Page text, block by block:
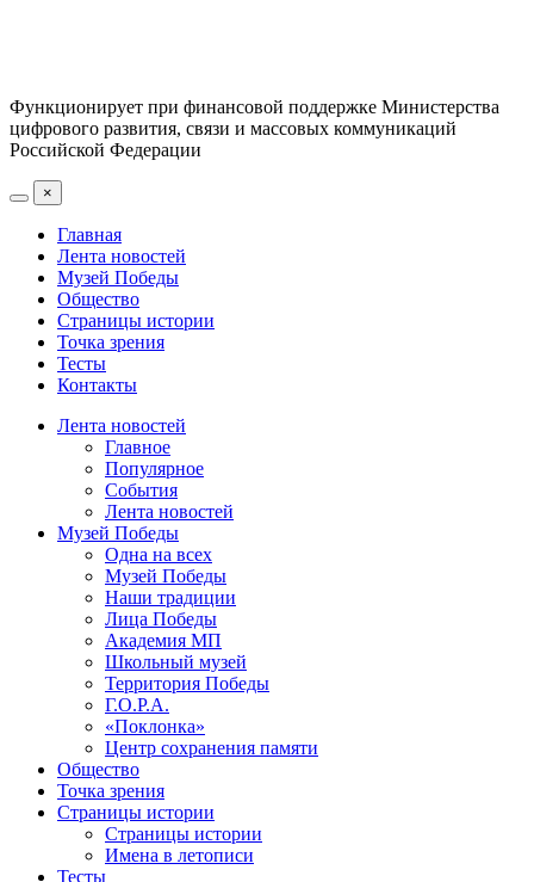
Функционирует при финансовой поддержке Министерства
цифрового развития, связи и массовых коммуникаций
Российской Федерации
×
Главная
Лента новостей
Музей Победы
Общество
Страницы истории
Точка зрения
Тесты
Контакты
Лента новостей
Главное
Популярное
События
Лента новостей
Музей Победы
Одна на всех
Музей Победы
Наши традиции
Лица Победы
Академия МП
Школьный музей
Территория Победы
Г.О.Р.А.
«Поклонка»
Центр сохранения памяти
Общество
Точка зрения
Страницы истории
Страницы истории
Имена в летописи
Тесты